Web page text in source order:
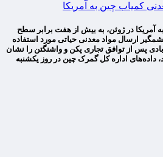
کمیاب چین به آمریکا
آمریکا در ژوئن، به بیش از هفت برابر سطح
ارسال مواد معدنی حیاتی مورد استفاده
پس از توافق تجاری پکن و واشنگتن را نشان
اداره کل گمرک چین در روز یکشنبه